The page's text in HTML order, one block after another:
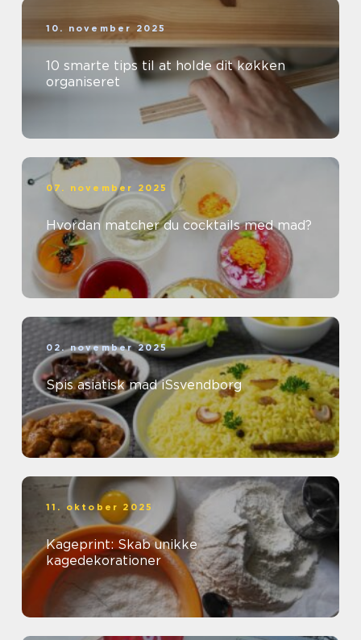
10. november 2025
10 smarte tips til at holde dit køkken
organiseret
07. november 2025
Hvordan matcher du cocktails med mad?
02. november 2025
Spis asiatisk mad iSsvendborg
11. oktober 2025
Kageprint: Skab unikke
kagedekorationer